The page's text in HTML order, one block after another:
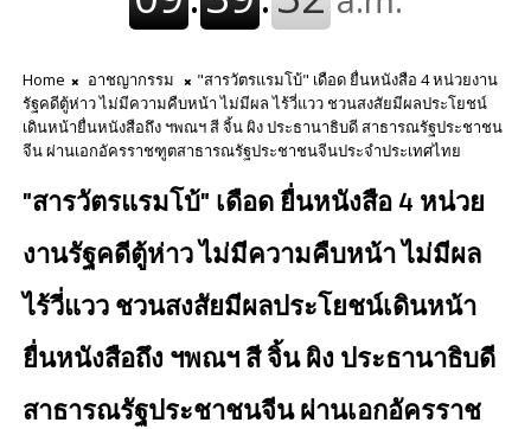
Home อาชญากรรม
"สารวัตรแรมโบ้" เดือด ยื่นหนังสือ 4 หน่วยงาน
รัฐคดีตู้ห่าว ไม่มีความคืบหน้า ไม่มีผล ไร้วี่แวว ชวนสงสัยมีผลประโยชน์
เดินหน้ายื่นหนังสือถึง ฯพณฯ สี จิ้น ผิง ประธานาธิบดี สาธารณรัฐประชาชน
จีน ผ่านเอกอัครราชฑูตสาธารณรัฐประชาชนจีนประจำประเทศไทย
"สารวัตรแรมโบ้" เดือด ยื่นหนังสือ 4 หน่วย
งานรัฐคดีตู้ห่าว ไม่มีความคืบหน้า ไม่มีผล
ไร้วี่แวว ชวนสงสัยมีผลประโยชน์เดินหน้า
ยื่นหนังสือถึง ฯพณฯ สี จิ้น ผิง ประธานาธิบดี
สาธารณรัฐประชาชนจีน ผ่านเอกอัครราช